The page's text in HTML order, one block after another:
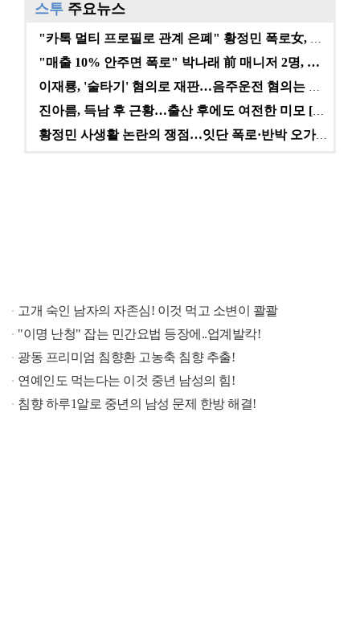
스투 주요뉴스
"카톡 멀티 프로필로 관계 은폐" 황정민 폭로女, 문자…
"매출 10% 안주면 폭로" 박나래 前 매니저 2명, …
이재룡, '술타기' 혐의로 재판…음주운전 혐의는 미적용…
진아름, 득남 후 근황…출산 후에도 여전한 미모 [스타…
황정민 사생활 논란의 쟁점…잇단 폭로·반박 오가는 소모…